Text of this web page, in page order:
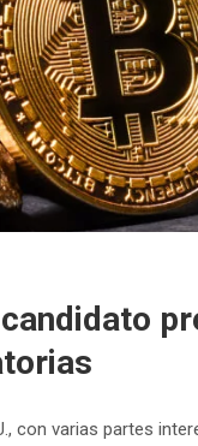
con varias partes